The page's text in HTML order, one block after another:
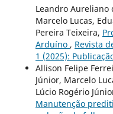
Leandro Aureliano
Marcelo Lucas,
Pereira Teixeira,
Arduíno , Revista
1 (2025):
Allison Felipe
Júnior, Marcelo
Lúcio Rogério
Manutenção